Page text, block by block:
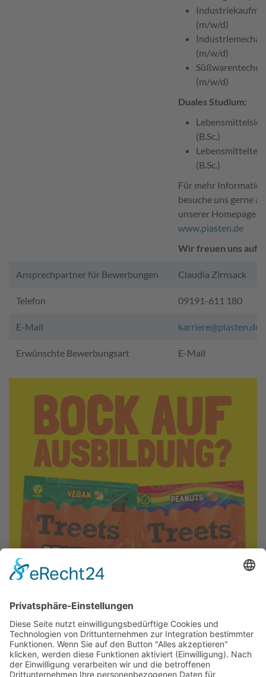
(m/w/d)
(m/w/d)
(m/w/d)
Duales Studium:
(B.Sc.)
(B.Sc.)
Für mehr
besuche uns gerne
unserer Homepage
www.piasten.de
Wir freuen uns auf
Ansprechpartner für Bewerbungen Claudia Zirnsack
Telefon 09191-611 180
E-Mail karriere@piasten.de
Erwünschte Bewerbungsart E-Mail